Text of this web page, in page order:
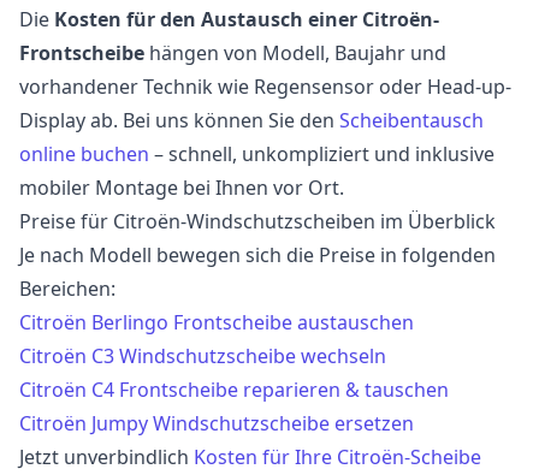
Die Kosten für den Austausch einer Citroën-
Frontscheibe hängen von Modell, Baujahr und
vorhandener Technik wie Regensensor oder Head-up-
Display ab. Bei uns können Sie den Scheibentausch
online buchen – schnell, unkompliziert und inklusive
mobiler Montage bei Ihnen vor Ort.
Preise für Citroën-Windschutzscheiben im Überblick
Je nach Modell bewegen sich die Preise in folgenden
Bereichen:
Citroën Berlingo Frontscheibe austauschen
Citroën C3 Windschutzscheibe wechseln
Citroën C4 Frontscheibe reparieren & tauschen
Citroën Jumpy Windschutzscheibe ersetzen
Jetzt unverbindlich Kosten für Ihre Citroën-Scheibe